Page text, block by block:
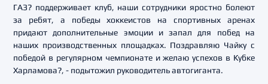
ГАЗ? поддерживает клуб, наши сотрудники яростно болеют
за ребят, а победы хоккеистов на спортивных аренах
придают дополнительные эмоции и запал для побед на
наших производственных площадках. Поздравляю Чайку с
победой в регулярном чемпионате и желаю успехов в Кубке
Харламова?, - подытожил руководитель автогиганта.